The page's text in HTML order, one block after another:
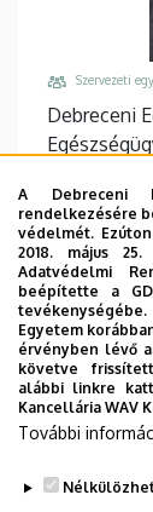
Szervezeti
Debreceni
+36 52 512
Email
Cím
4032
Épület,
GTK Mag-
Tudóstér
A Debreceni
rendelkezésére
védelmét.
2018. május
Adatvédelmi
beépítette a
Egyetem
érvényben lévő
követve
alábbi linkre
Kancellária WAV
További